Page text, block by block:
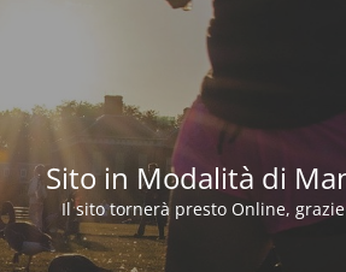
Sito in Modalità di
Il sito tornerà presto Online,